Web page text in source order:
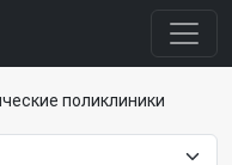
поликлиники